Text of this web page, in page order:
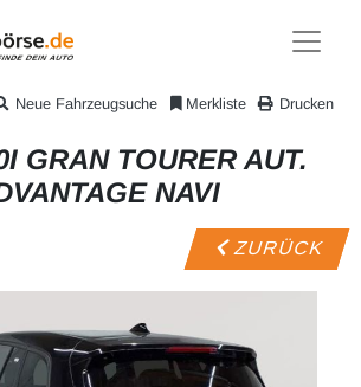
Drucken
Merkliste
Neue Fahrzeugsuche
GRAN TOURER AUT.
NAVI
ZURÜCK